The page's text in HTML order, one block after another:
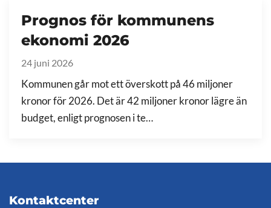
Prognos för kommunens
ekonomi 2026
24 juni 2026
Kommunen går mot ett överskott på 46 miljoner
kronor för 2026. Det är 42 miljoner kronor lägre än
budget, enligt prognosen i te…
Kontaktcenter